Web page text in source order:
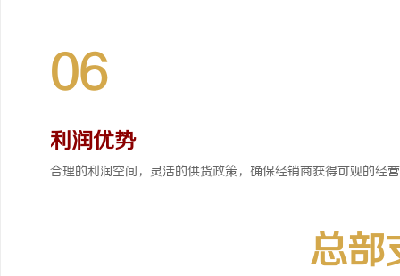
06
利润优势
合理的利润空间，灵活的供货政策，确保经销商获得可观的经
总部